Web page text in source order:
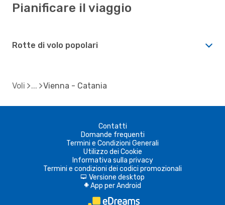
Pianificare il viaggio
Rotte di volo popolari
Voli Vienna - Catania
Contatti
Domande frequenti
Termini e Condizioni Generali
Utilizzo dei Cookie
Informativa sulla privacy
Termini e condizioni dei codici promozionali
d Versione desktop
A App per Android